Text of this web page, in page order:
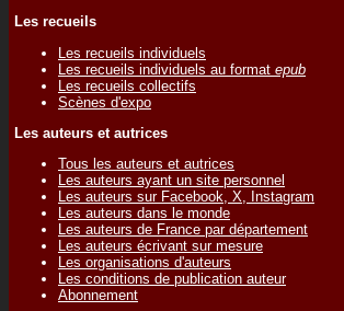
Les recueils
Les recueils individuels
Les recueils individuels au format epub
Les recueils collectifs
Scènes d'expo
Les auteurs et autrices
Tous les auteurs et autrices
Les auteurs ayant un site personnel
Les auteurs sur Facebook, X, Instagram
Les auteurs dans le monde
Les auteurs de France par département
Les auteurs écrivant sur mesure
Les organisations d'auteurs
Les conditions de publication auteur
Abonnement